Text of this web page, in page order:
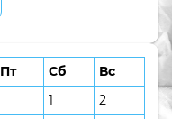
Пт Сб
Вс
1
2